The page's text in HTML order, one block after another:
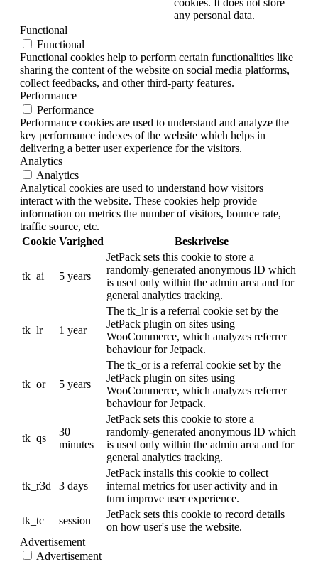
any personal data.
Functional
Functional
Functional cookies help to perform certain functionalities like
sharing the content of the website on social media platforms,
collect feedbacks, and other third-party features.
Performance
Performance
Performance cookies are used to understand and analyze the
key performance indexes of the website which helps in
delivering a better user experience for the visitors.
Analytics
Analytics
Analytical cookies are used to understand how visitors
interact with the website. These cookies help provide
information on metrics the number of visitors, bounce rate,
traffic source, etc.
Cookie Varighed Beskrivelse
tk_ai 5 years
JetPack sets this cookie to store a
randomly-generated anonymous ID which
is used only within the admin area and for
general analytics tracking.
tk_lr 1 year
The tk_lr is a referral cookie set by the
JetPack plugin on sites using
WooCommerce, which analyzes referrer
behaviour for Jetpack.
tk_or 5 years
The tk_or is a referral cookie set by the
JetPack plugin on sites using
WooCommerce, which analyzes referrer
behaviour for Jetpack.
tk_qs
30
minutes
JetPack sets this cookie to store a
randomly-generated anonymous ID which
is used only within the admin area and for
general analytics tracking.
tk_r3d 3 days
JetPack installs this cookie to collect
internal metrics for user activity and in
turn improve user experience.
tk_tc
session
JetPack sets this cookie to record details
on how user's use the website.
Advertisement
Advertisement